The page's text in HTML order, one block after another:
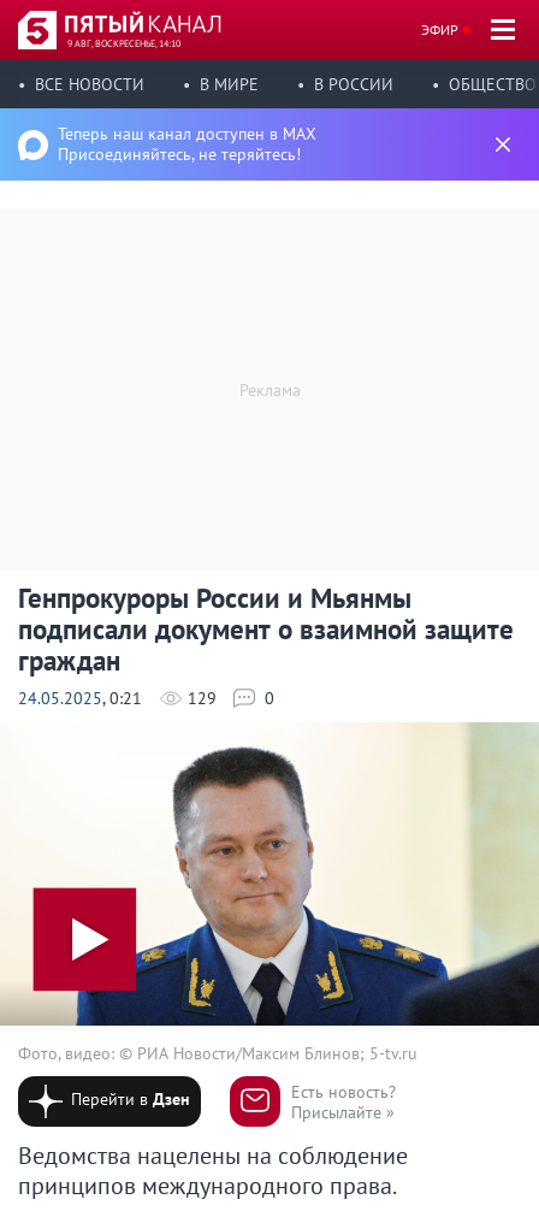
9 АВГ, ВОСКРЕСЕНЬЕ, 14:10
ЭФИР
ВСЕ НОВОСТИ В МИРЕ В РОССИИ ОБЩЕСТВО
Теперь наш канал доступен в MAX
Присоединяйтесь, не теряйтесь!
Генпрокуроры России и Мьянмы
подписали документ о взаимной защите
граждан
24.05.2025, 0:21 129 0
Фото, видео: © РИА Новости/Максим Блинов; 5-tv.ru
Перейти вДзен
Есть новость?
Присылайте »
Ведомства нацелены на соблюдение
принципов международного права.